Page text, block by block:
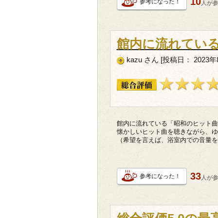
参考になった！ 人が
館内に流れてい
kazu さん [投稿日： 2023
館内に流れている「昭和のヒット
懐かしいヒット曲を聴きながら、
（希望を言えば、浴室内での音量
参考になった！ 33人が